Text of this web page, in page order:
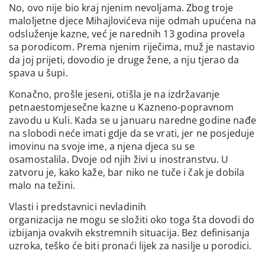
No, ovo nije bio kraj njenim nevoljama. Zbog troje
maloljetne djece Mihajlovićeva nije odmah upućena na
odsluženje kazne, već je narednih 13 godina provela
sa porodicom. Prema njenim riječima, muž je nastavio
da joj prijeti, dovodio je druge žene, a nju tjerao da
spava u šupi.
Konačno, prošle jeseni, otišla je na izdržavanje
petnaestomjesečne kazne u Kazneno-popravnom
zavodu u Kuli. Kada se u januaru naredne godine nađe
na slobodi neće imati gdje da se vrati, jer ne posjeduje
imovinu na svoje ime, a njena djeca su se
osamostalila. Dvoje od njih živi u inostranstvu. U
zatvoru je, kako kaže, bar niko ne tuče i čak je dobila
malo na težini.
Vlasti i predstavnici nevladinih
organizacija ne mogu se složiti oko toga šta dovodi do
izbijanja ovakvih ekstremnih situacija. Bez definisanja
uzroka, teško će biti pronaći lijek za nasilje u porodici.